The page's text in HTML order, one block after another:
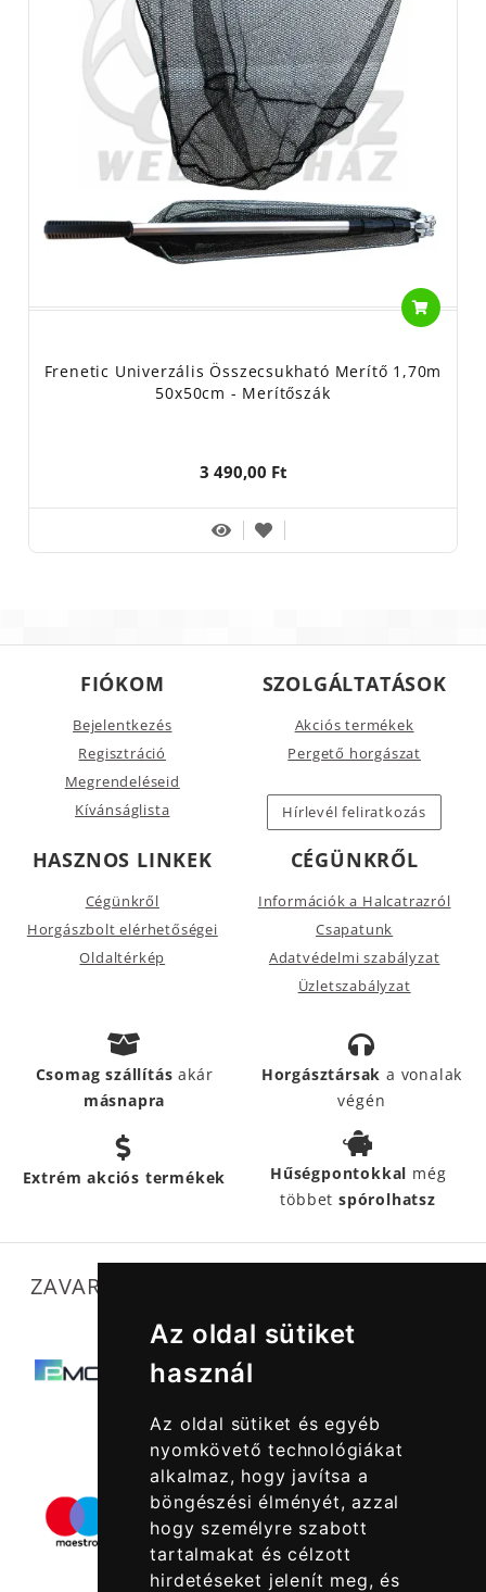
Az oldal sütiket
használ
Az oldal sütiket és egyéb
nyomkövető technológiákat
alkalmaz, hogy javítsa a
böngészési élményét, azzal
hogy személyre szabott
tartalmakat és célzott
hirdetéseket jelenít meg, és
Frenetic Univerzális Összecsukható Merítő 1,70m
50x50cm - Merítőszák
3 490,00 Ft
FIÓKOM
Bejelentkezés
Regisztráció
Megrendeléseid
Kívánságlista
SZOLGÁLTATÁSOK
Akciós termékek
Pergető horgászat
Hírlevél feliratkozás
HASZNOS LINKEK
Cégünkről
Horgászbolt elérhetőségei
Oldaltérkép
CÉGÜNKRŐL
Információk a Halcatrazról
Csapatunk
Adatvédelmi szabályzat
Üzletszabályzat
Csomag szállításakár
másnapra
Horgásztársak a vonalak
végén
Extrém akciós termékek Hűségpontokkal még
többetspórolhatsz
ZAVARTALAN MŰKÖDÉSÜNKET SEGÍTIK